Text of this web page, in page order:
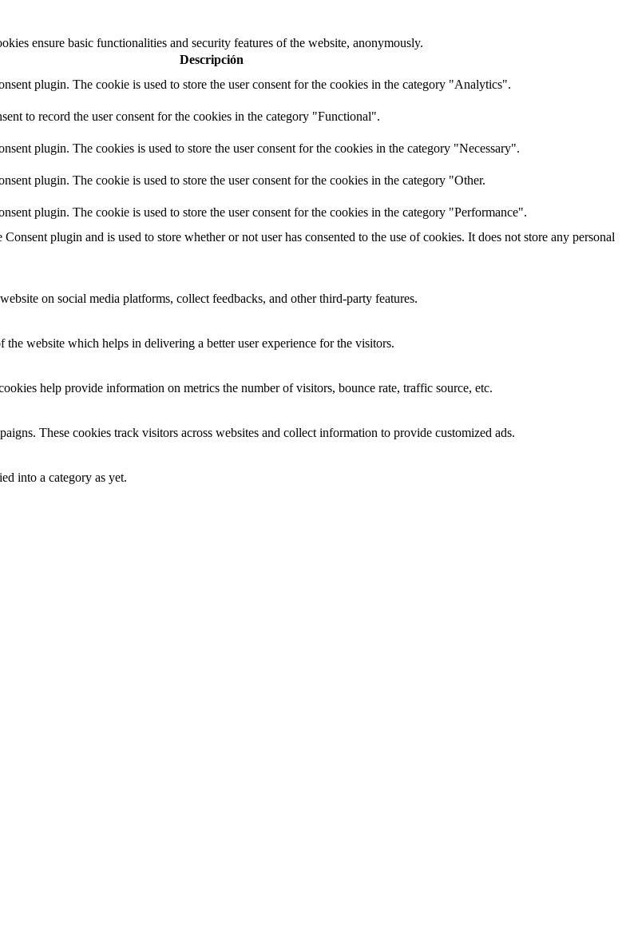
ensure basic functionalities and security features of the website, anonymously.
Descripción
plugin. The cookie is used to store the user consent for the cookies in the category "Analytics".
to record the user consent for the cookies in the category "Functional".
plugin. The cookies is used to store the user consent for the cookies in the category "Necessary".
plugin. The cookie is used to store the user consent for the cookies in the category "Other.
plugin. The cookie is used to store the user consent for the cookies in the category "Performance".
plugin and is used to store whether or not user has consented to the use of cookies. It does not store any personal
on social media platforms, collect feedbacks, and other third-party features.
website which helps in delivering a better user experience for the visitors.
help provide information on metrics the number of visitors, bounce rate, traffic source, etc.
These cookies track visitors across websites and collect information to provide customized ads.
into a category as yet.